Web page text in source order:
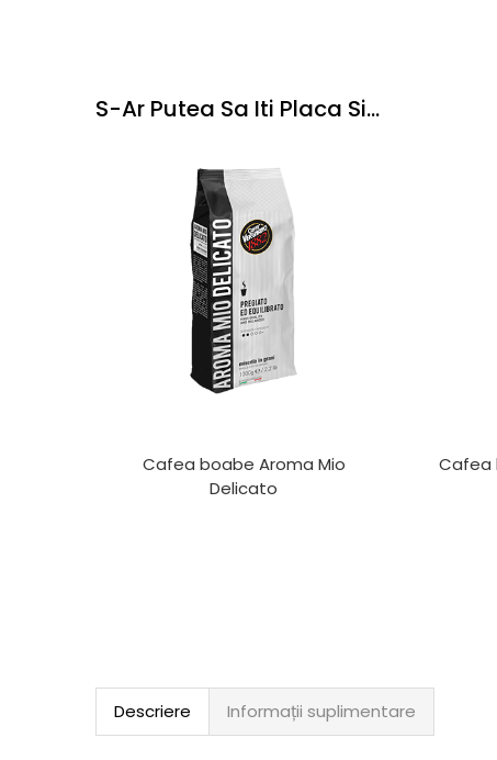
S-Ar Putea Sa Iti Placa Si...
Cafea boabe Aroma Mio
Delicato
Cafea
Descriere Informații suplimentare